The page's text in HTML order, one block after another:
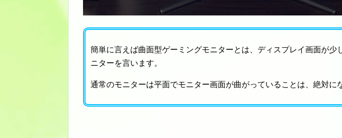
簡単に言えば曲面型ゲーミングモニターとは、ディスプレイ画面が少
ニターを言います。
通常のモニターは平面でモニター画面が曲がっていることは、絶対に